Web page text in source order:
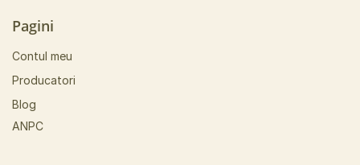
Pagini
Contul meu
Producatori
Blog
ANPC